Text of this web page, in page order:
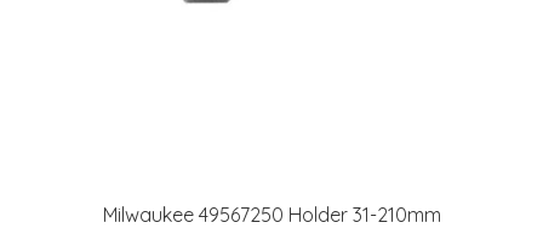
Milwaukee 49567250 Holder 31-210mm